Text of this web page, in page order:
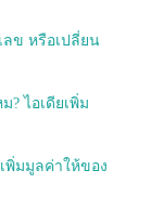
ข หรือเปลี่ยน
ไอเดียเพิ่ม
พิ่มมูลค่าให้ของ